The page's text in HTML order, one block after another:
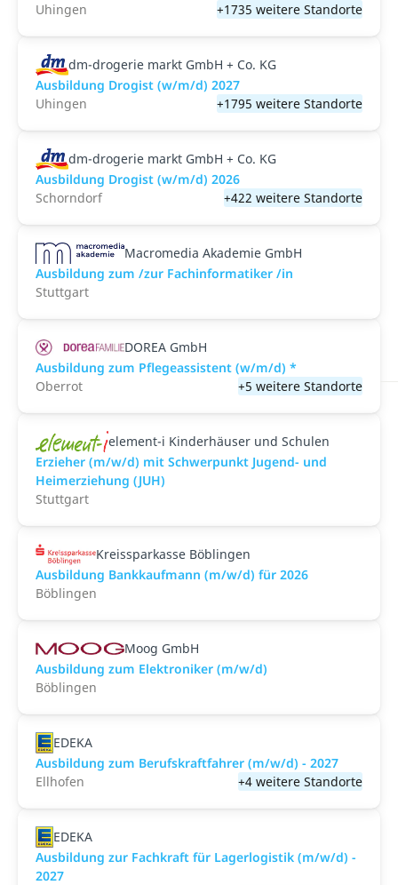
Uhingen
+1735 weitere Standorte
dm-drogerie markt GmbH + Co. KG
Ausbildung Drogist (w/m/d) 2027
Uhingen
+1795 weitere Standorte
dm-drogerie markt GmbH + Co. KG
Ausbildung Drogist (w/m/d) 2026
Schorndorf
+422 weitere Standorte
Macromedia Akademie GmbH
Ausbildung zum /zur Fachinformatiker /in
Stuttgart
DOREA GmbH
Ausbildung zum Pflegeassistent (w/m/d) *
Oberrot
+5 weitere Standorte
element-i Kinderhäuser und Schulen
Erzieher (m/w/d) mit Schwerpunkt Jugend- und
Heimerziehung (JUH)
Stuttgart
Kreissparkasse Böblingen
Ausbildung Bankkaufmann (m/w/d) für 2026
Böblingen
Moog GmbH
Ausbildung zum Elektroniker (m/w/d)
Böblingen
EDEKA
Ausbildung zum Berufskraftfahrer (m/w/d) - 2027
Ellhofen
+4 weitere Standorte
EDEKA
Ausbildung zur Fachkraft für Lagerlogistik (m/w/d) -
2027